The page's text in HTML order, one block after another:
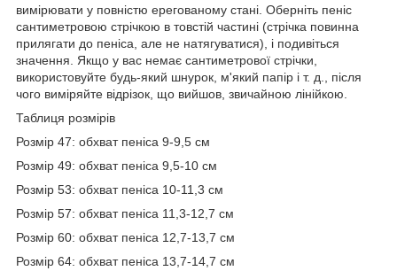
вимірювати у повністю ерегованому стані. Оберніть пеніс
сантиметровою стрічкою в товстій частині (стрічка повинна
прилягати до пеніса, але не натягуватися), і подивіться
значення. Якщо у вас немає сантиметрової стрічки,
використовуйте будь-який шнурок, м'який папір і т. д., після
чого виміряйте відрізок, що вийшов, звичайною лінійкою.
Таблиця розмірів
Розмір 47: обхват пеніса 9-9,5 см
Розмір 49: обхват пеніса 9,5-10 см
Розмір 53: обхват пеніса 10-11,3 см
Розмір 57: обхват пеніса 11,3-12,7 см
Розмір 60: обхват пеніса 12,7-13,7 см
Розмір 64: обхват пеніса 13,7-14,7 см